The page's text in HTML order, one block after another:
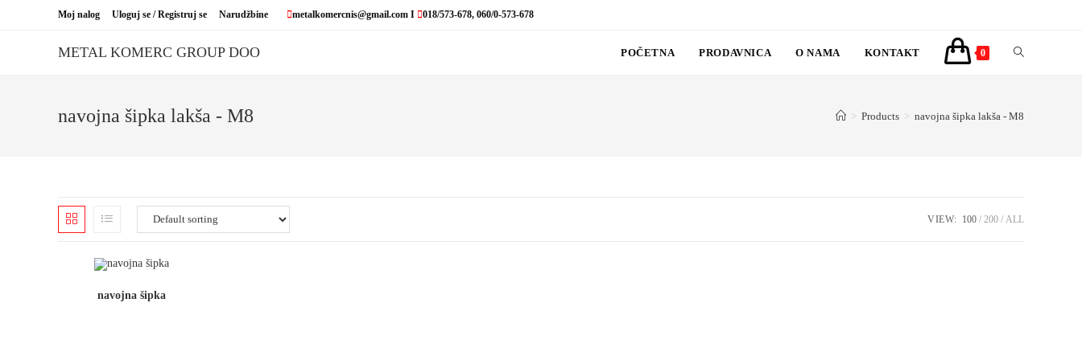
Moj nalog Uloguj se / Registruj se Narudžbine metalkomercnis@gmail.com I 018/573-678, 060/0-573-678
METAL KOMERC GROUP DOO POČETNA PRODAVNICA O NAMA KONTAKT 0 TOGGLE
navojna šipka lakša - M8 > Products > navojna šipka lakša - M8
VIEW: 100 200 ALL
navojna šipka